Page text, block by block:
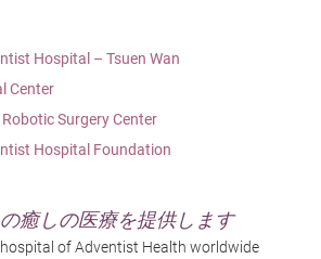
Hospital – Tsuen Wan
Center
Surgery Center
Hospital Foundation
癒しの医療を提供します
of Adventist Health worldwide